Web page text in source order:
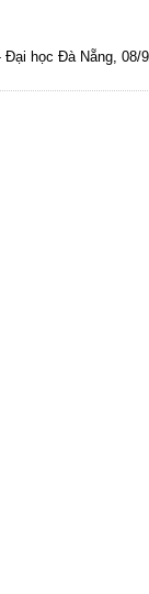
học Đà Nẵng, 08/